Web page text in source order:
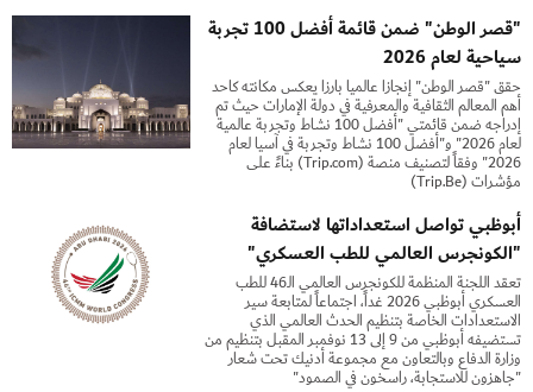
"قصر الوطن" ضمن قائمة أفضل 100 تجربة
سياحية لعام 2026
حقق "قصر الوطن" إنجازا عالميا بارزا يعكس مكانته كأحد
أهم المعالم الثقافية والمعرفية في دولة الإمارات حيث تم
إدراجه ضمن قائمتي "أفضل 100 نشاط وتجربة عالمية
لعام 2026" و"أفضل 100 نشاط وتجربة في آسيا لعام
2026" وفقاً لتصنيف منصة (Trip.com) بناءً على
مؤشرات (Trip.Be)
أبوظبي تواصل استعداداتها لاستضافة
"الكونجرس العالمي للطب العسكري"
تعقد اللجنة المنظمة للكونجرس العالمي الـ46 للطب
العسكري أبوظبي 2026 غداً، اجتماعاً لمتابعة سير
الاستعدادات الخاصة بتنظيم الحدث العالمي الذي
تستضيفه أبوظبي من 9 إلى 13 نوفمبر المقبل بتنظيم من
وزارة الدفاع وبالتعاون مع مجموعة أدنيك تحت شعار
"جاهزون للاستجابة، راسخون في الصمود"